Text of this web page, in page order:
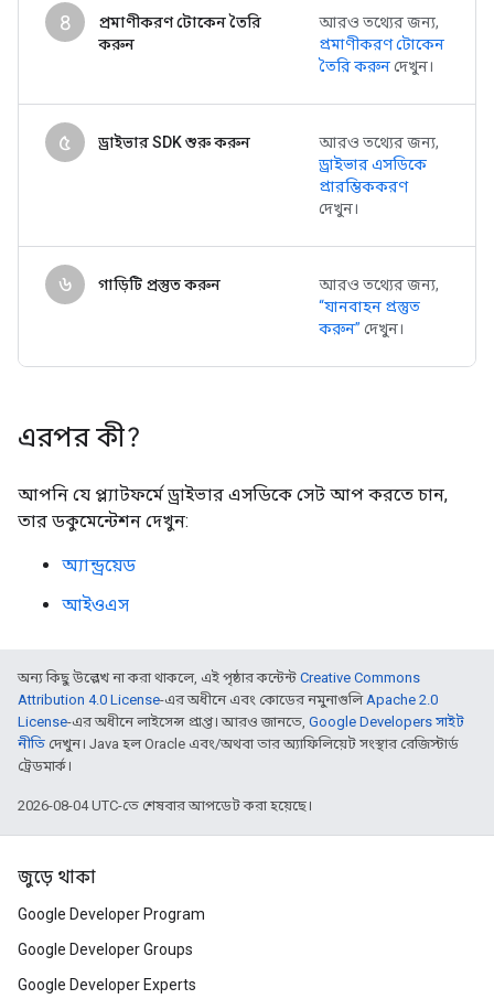
৪
প্রমাণীকরণ টোকেন তৈরি
করুন
আরও তথ্যের জন্য,
প্রমাণীকরণ টোকেন
তৈরি করুন দেখুন।
৫ ড্রাইভার SDK শুরু করুন
আরও তথ্যের জন্য,
ড্রাইভার এসডিকে
প্রারম্ভিককরণ
দেখুন।
৬ গাড়িটি প্রস্তুত করুন
আরও তথ্যের জন্য,
“যানবাহন প্রস্তুত
করুন” দেখুন।
এরপর কী?
আপনি যে প্ল্যাটফর্মে ড্রাইভার এসডিকে সেট আপ করতে চান,
তার ডকুমেন্টেশন দেখুন:
অ্যান্ড্রয়েড
আইওএস
অন্য কিছু উল্লেখ না করা থাকলে, এই পৃষ্ঠার কন্টেন্ট Creative Commons
Attribution 4.0 License-এর অধীনে এবং কোডের নমুনাগুলিApache 2.0
License-এর অধীনে লাইসেন্স প্রাপ্ত। আরও জানতে, Google Developers সাইট
নীতি দেখুন। Java হল Oracle এবং/অথবা তার অ্যাফিলিয়েট সংস্থার রেজিস্টার্ড
ট্রেডমার্ক।
2026-08-04 UTC-তে শেষবার আপডেট করা হয়েছে।
জুড়ে থাকা
Google Developer Program
Google Developer Groups
Google Developer Experts